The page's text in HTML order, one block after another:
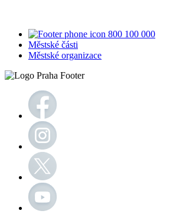
800 100 000
Městské části
Městské organizace